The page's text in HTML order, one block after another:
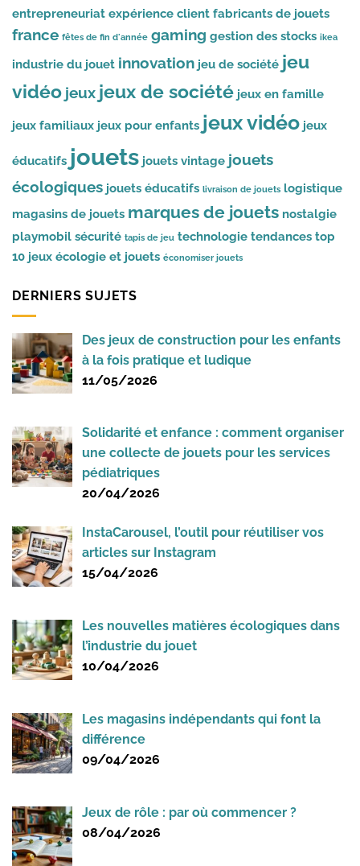
entrepreneuriat expérience client fabricants de jouets
france fêtes de fin d'année gaming gestion des stocks ikea
industrie du jouet innovation jeu de société jeu
vidéo jeux jeux de société jeux en famille
jeux familiaux jeux pour enfants jeux vidéo jeux
éducatifs jouets jouets vintage jouets
écologiques jouets éducatifs livraison de jouets logistique
magasins de jouets marques de jouets nostalgie
playmobil sécurité tapis de jeu technologie tendances top
10 jeux écologie et jouets économiser jouets
DERNIERS SUJETS
Des jeux de construction pour les enfants
à la fois pratique et ludique
11/05/2026
Solidarité et enfance : comment organiser
une collecte de jouets pour les services
pédiatriques
20/04/2026
InstaCarousel, l’outil pour réutiliser vos
articles sur Instagram
15/04/2026
Les nouvelles matières écologiques dans
l’industrie du jouet
10/04/2026
Les magasins indépendants qui font la
différence
09/04/2026
Jeux de rôle : par où commencer ?
08/04/2026